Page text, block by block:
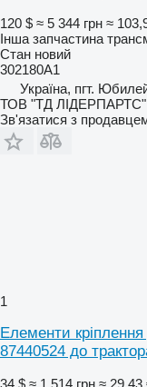
120 $ ≈ 5 344 грн ≈
Інша запчастина
Стан новий
302180A1
Україна, пгт.
ТОВ "ТД ЛІДЕРПАРТС"
Зв'язатися з
1
Елементи
87440524 до
34 $ ≈ 1 514 грн ≈ 29,43